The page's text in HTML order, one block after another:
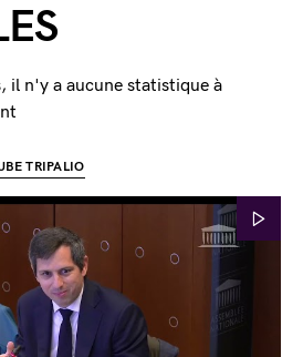
il n'y a aucune statistique à
TRIPALIO